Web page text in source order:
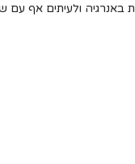
באנרגיה ולעיתים אף עם